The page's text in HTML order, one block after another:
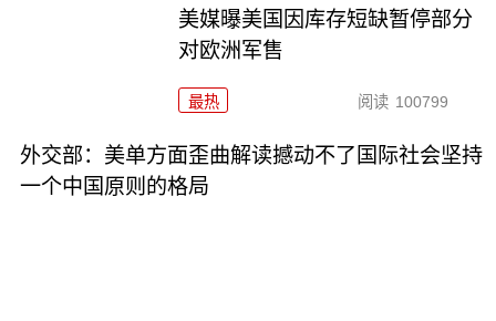
美媒曝美国因库存短缺暂停部分
对欧洲军售
最热 阅读 100799
外交部：美单方面歪曲解读撼动不了国际社会坚持
一个中国原则的格局